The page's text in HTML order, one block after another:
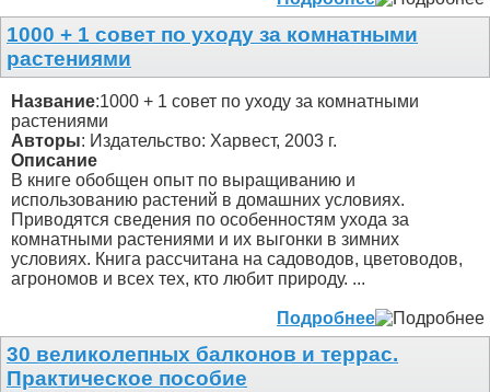
1000 + 1 совет по уходу за комнатными
растениями
Название:1000 + 1 совет по уходу за комнатными
растениями
Авторы: Издательство: Харвест, 2003 г.
Описание
В книге обобщен опыт по выращиванию и
использованию растений в домашних условиях.
Приводятся сведения по особенностям ухода за
комнатными растениями и их выгонки в зимних
условиях. Книга рассчитана на садоводов, цветоводов,
агрономов и всех тех, кто любит природу. ...
Подробнее
30 великолепных балконов и террас.
Практическое пособие